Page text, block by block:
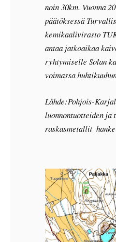
noin 30km. Vuonna
päätöksessä
kemikaalivirasto
antaa jatkoaikaa
ryhtymiselle Solan
voimassa
Lähde:Pohjois-
luonnontuotteiden ja